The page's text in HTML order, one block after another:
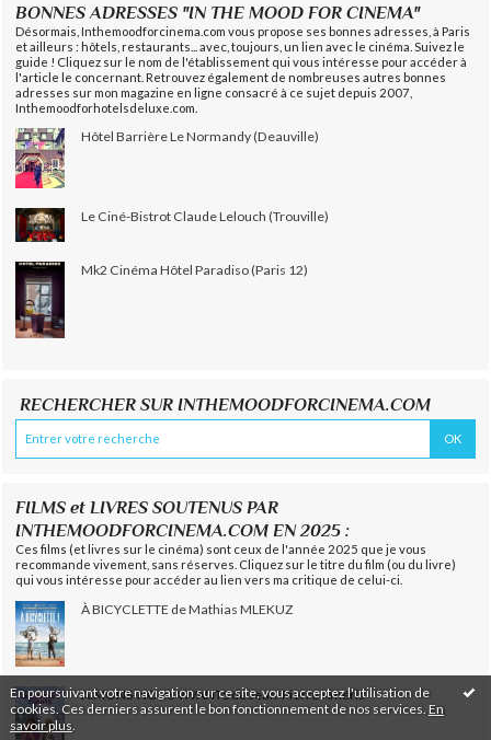
En poursuivant votre navigation sur ce site, vous acceptez l'utilisation de
cookies. Ces derniers assurent le bon fonctionnement de nos services. En
savoir plus
BONNES ADRESSES "IN THE MOOD FOR CINEMA"
Désormais, Inthemoodforcinema.com vous propose ses bonnes adresses, à Paris
et ailleurs : hôtels, restaurants... avec, toujours, un lien avec le cinéma. Suivez le
guide ! Cliquez sur le nom de l'établissement qui vous intéresse pour accéder à
l'article le concernant. Retrouvez également de nombreuses autres bonnes
adresses sur mon magazine en ligne consacré à ce sujet depuis 2007,
Inthemoodforhotelsdeluxe.com.
Hôtel Barrière Le Normandy (Deauville)
Le Ciné-Bistrot Claude Lelouch (Trouville)
Mk2 Cinéma Hôtel Paradiso (Paris 12)
RECHERCHER SUR INTHEMOODFORCINEMA.COM
FILMS et LIVRES SOUTENUS PAR
INTHEMOODFORCINEMA.COM EN 2025 :
Ces films (et livres sur le cinéma) sont ceux de l'année 2025 que je vous
recommande vivement, sans réserves. Cliquez sur le titre du film (ou du livre)
qui vous intéresse pour accéder au lien vers ma critique de celui-ci.
À BICYCLETTE de Mathias MLEKUZ
AIMONS-NOUS VIVANTS de Jean-Pierre Améris